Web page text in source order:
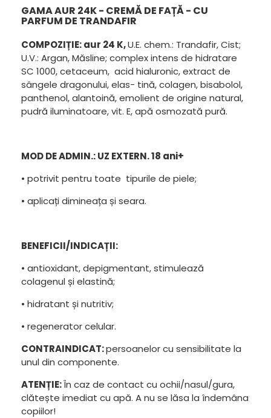
GAMA AUR 24K - CREMĂ DE FAȚĂ - CU
PARFUM DE TRANDAFIR
COMPOZIȚIE: aur 24 K,U.E. chem.: Trandafir, Cist;
U.V.: Argan, Măsline; complex intens de hidratare
SC 1000, cetaceum, acid hialuronic, extract de
sângele dragonului, elas- tină, colagen, bisabolol,
panthenol, alantoină, emolient de origine natural,
pudră iluminatoare, vit. E, apă osmozată pură.
MOD DE ADMIN.: UZ EXTERN. 18 ani+
• potrivit pentru toate tipurile de piele;
• aplicați dimineața și seara.
BENEFICII/INDICAȚII:
• antioxidant, depigmentant, stimulează
colagenul și elastină;
• hidratant și nutritiv;
• regenerator celular.
CONTRAINDICAT:persoanelor cu sensibilitate la
unul din componente.
ATENȚIE:În caz de contact cu ochii/nasul/gura,
clătește imediat cu apă. A nu se lăsa la îndemâna
copiilor!